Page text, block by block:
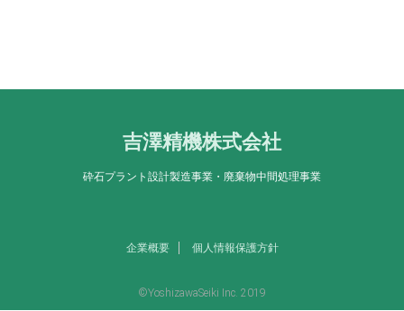
吉澤精機株式会社
砕石プラント設計製造事業・廃棄物中間処理事業
企業概要 個人情報保護方針
©YoshizawaSeiki Inc. 2019